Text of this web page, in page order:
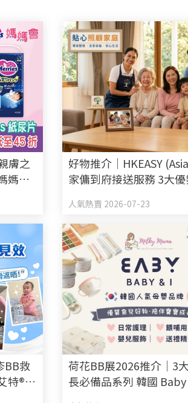
膚之
媽會
好物推介｜HKEASY
家傭到府接送服務 3大
人氣熱賣 2026-07-23
BB救
特®羊
荷花BB展2026推介｜3
長必備品系列 韓國